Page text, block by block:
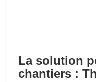
La solution
chantiers :